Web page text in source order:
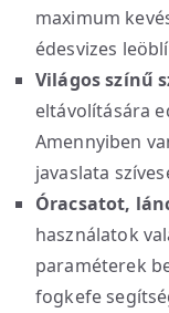
maximum
édesvizes
Világos színű
eltávolítására
Amennyiben
javaslata
Óracsatot,
használatok
paraméterek
fogkefe